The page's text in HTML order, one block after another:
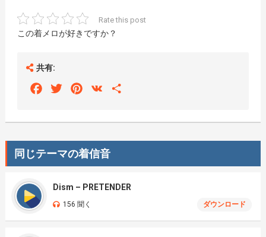
Rate this post
この着メロが好きですか？
共有:
FacebookTwitterPinterest
VK
同じテーマの着信音
Dism – PRETENDER
156 聞く ダウンロード